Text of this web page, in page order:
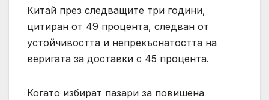
Китай през следващите три години,
цитиран от 49 процента, следван от
устойчивостта и непрекъснатостта на
веригата за доставки с 45 процента.
Когато избират пазари за повишена